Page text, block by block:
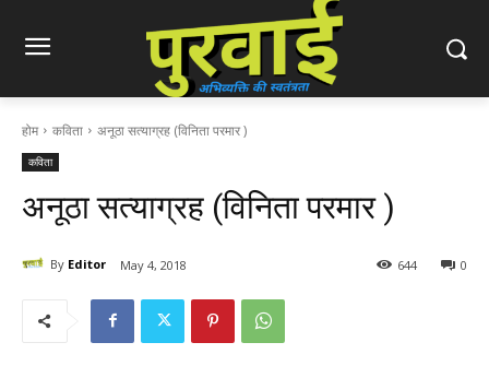
होम कविता अनूठा सत्याग्रह (विनिता परमार )
कविता
अनूठा सत्याग्रह (विनिता परमार )
By Editor May 4, 2018 0
644